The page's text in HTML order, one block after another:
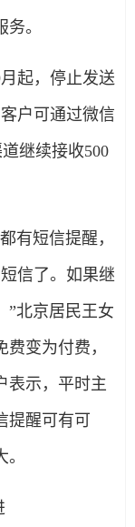
。
起，停止发送
户可通过微信
继续接收500
短信提醒，
信了。如果继
”北京居民王女
变为付费，
表示，平时主
醒可有可